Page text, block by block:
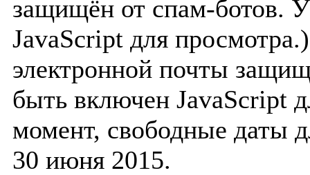
защищён от спам-ботов.
JavaScript для просмотра.
электронной почты
быть включен JavaScript
момент, свободные даты
30 июня 2015.